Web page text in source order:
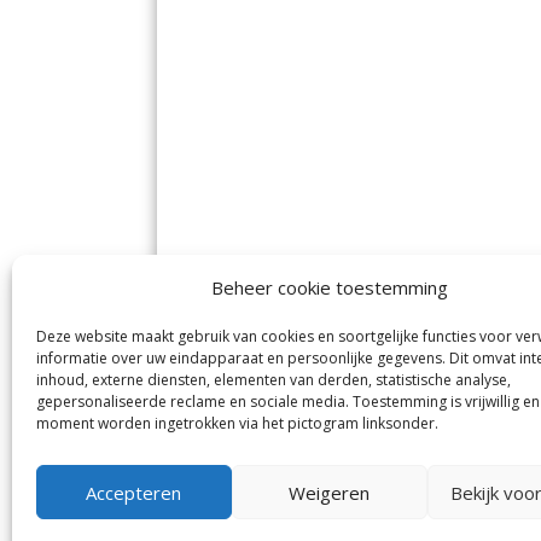
Beheer cookie toestemming
Deze website maakt gebruik van cookies en soortgelijke functies voor
informatie over uw eindapparaat en persoonlijke gegevens. Dit omvat
inhoud, externe diensten, elementen van derden, statistische analyse,
gepersonaliseerde reclame en sociale media. Toestemming is vrijwillig
moment worden ingetrokken via het pictogram linksonder.
Accepteren Weigeren Bekijk
De Nieuwe Meerbode
Visserstraat 10
1431 GJ Aalsmeer
0297-341900
info@meerbode.nl
en
De